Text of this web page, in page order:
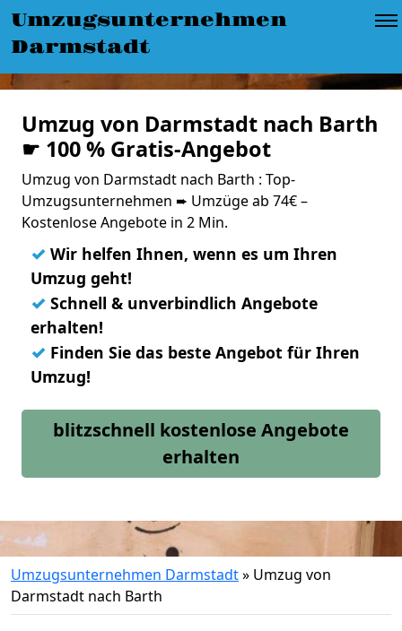
Umzugsunternehmen
Darmstadt
Umzug von Darmstadt nach Barth
☛ 100 % Gratis-Angebot
Umzug von Darmstadt nach Barth : Top-
Umzugsunternehmen ➨ Umzüge ab 74€ –
Kostenlose Angebote in 2 Min.
✓ Wir helfen Ihnen, wenn es um Ihren
Umzug geht!
✓ Schnell & unverbindlich Angebote
erhalten!
✓ Finden Sie das beste Angebot für Ihren
Umzug!
blitzschnell kostenlose Angebote
erhalten
Umzugsunternehmen Darmstadt» Umzug von
Darmstadt nach Barth